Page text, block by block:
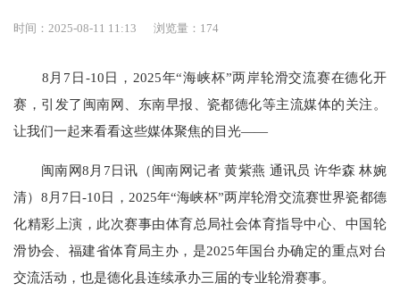
时间：2025-08-11 11:13 浏览量： 174
8月7日-10日，2025年“海峡杯”两岸轮滑交流赛在德化开
赛，引发了闽南网、东南早报、瓷都德化等主流媒体的关注。
让我们一起来看看这些媒体聚焦的目光——
闽南网8月7日讯（闽南网记者 黄紫燕 通讯员 许华森 林婉
清）8月7日-10日，2025年“海峡杯”两岸轮滑交流赛世界瓷都德
化精彩上演，此次赛事由体育总局社会体育指导中心、中国轮
滑协会、福建省体育局主办，是2025年国台办确定的重点对台
交流活动，也是德化县连续承办三届的专业轮滑赛事。